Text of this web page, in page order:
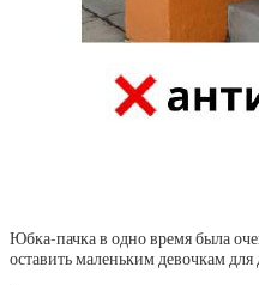
Юбка-пачка в одно время была
оставить маленьким девочкам для